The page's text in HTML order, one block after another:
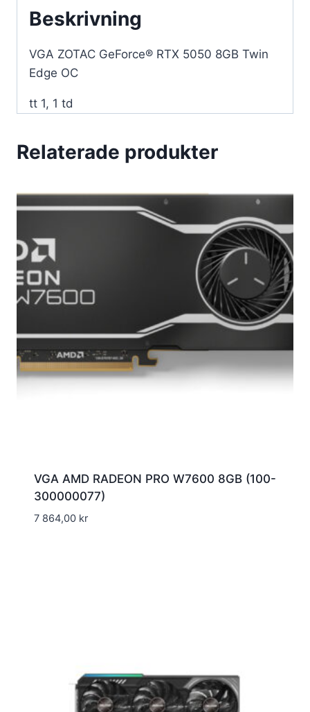
Beskrivning
VGA ZOTAC GeForce® RTX 5050 8GB Twin
Edge OC
tt 1, 1 td
Relaterade produkter
VGA AMD RADEON PRO W7600 8GB (100-
300000077)
7 864,00 kr